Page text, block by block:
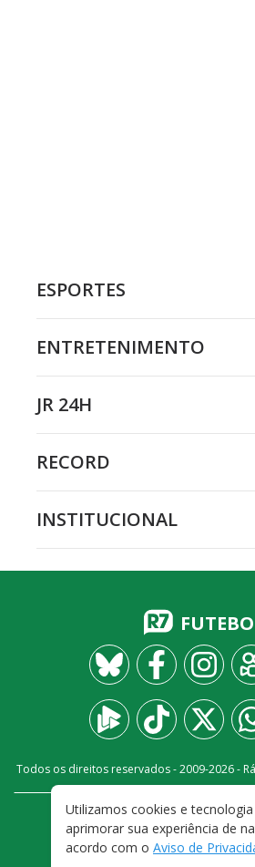
ESPORTES
ENTRETENIMENTO
JR 24H
RECORD
INSTITUCIONAL
Todos os direitos reservados - 2009-2026-
FALE CONOSCO
TERMOS E CONDIÇÕES DE
Utilizamos cookies e
aprimorar sua experiência de
acordo com o Aviso de